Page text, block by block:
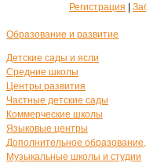
Регистрация
Образование и развитие
Детские сады и ясли
Средние школы
Центры развития
Частные детские сады
Коммерческие школы
Языковые центры
Дополнительное образование,
Музыкальные школы и студии